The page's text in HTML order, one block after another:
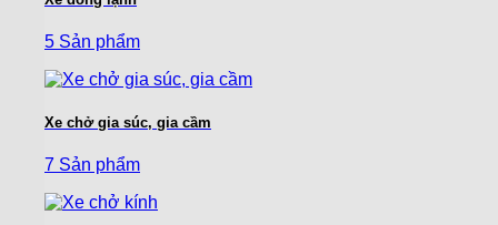
5 Sản phẩm
Xe chở gia súc, gia cầm
7 Sản phẩm